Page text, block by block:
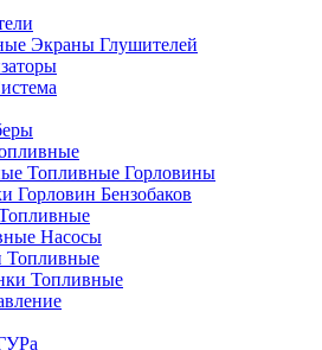
Экраны Глушителей
Топливные Горловины
Горловин Бензобаков
Насосы
Топливные
Топливные